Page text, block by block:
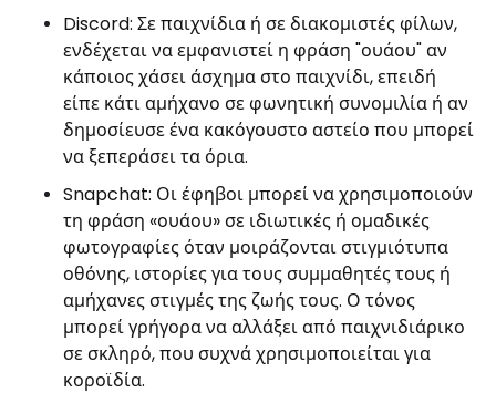
Discord: Σε παιχνίδια ή σε διακομιστές φίλων,
ενδέχεται να εμφανιστεί η φράση "ουάου" αν
κάποιος χάσει άσχημα στο παιχνίδι, επειδή
είπε κάτι αμήχανο σε φωνητική συνομιλία ή αν
δημοσίευσε ένα κακόγουστο αστείο που μπορεί
να ξεπεράσει τα όρια.
Snapchat: Οι έφηβοι μπορεί να χρησιμοποιούν
τη φράση «ουάου» σε ιδιωτικές ή ομαδικές
φωτογραφίες όταν μοιράζονται στιγμιότυπα
οθόνης, ιστορίες για τους συμμαθητές τους ή
αμήχανες στιγμές της ζωής τους. Ο τόνος
μπορεί γρήγορα να αλλάξει από παιχνιδιάρικο
σε σκληρό, που συχνά χρησιμοποιείται για
κοροϊδία.